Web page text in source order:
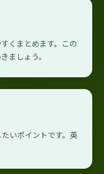
くまとめます。この
ましょう。
いポイントです。英